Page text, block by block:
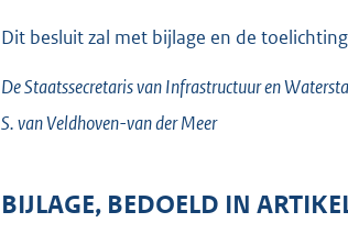
Dit besluit zal met bijlage en de
De Staatssecretaris van Infrastructuur en
S. vanVeldhoven-van der Meer
BIJLAGE, BEDOELD IN